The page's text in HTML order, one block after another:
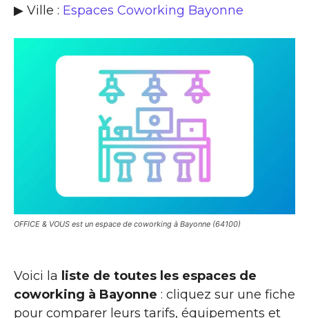
▶ Ville : Espaces Coworking Bayonne
OFFICE & VOUS est un espace de coworking à Bayonne (64100)
Voici la liste de toutes les espaces de
coworking à Bayonne : cliquez sur une fiche
pour comparer leurs tarifs, équipements et